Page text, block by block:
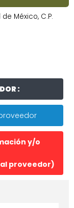
México, C.P.
:
y/o
proveedor)